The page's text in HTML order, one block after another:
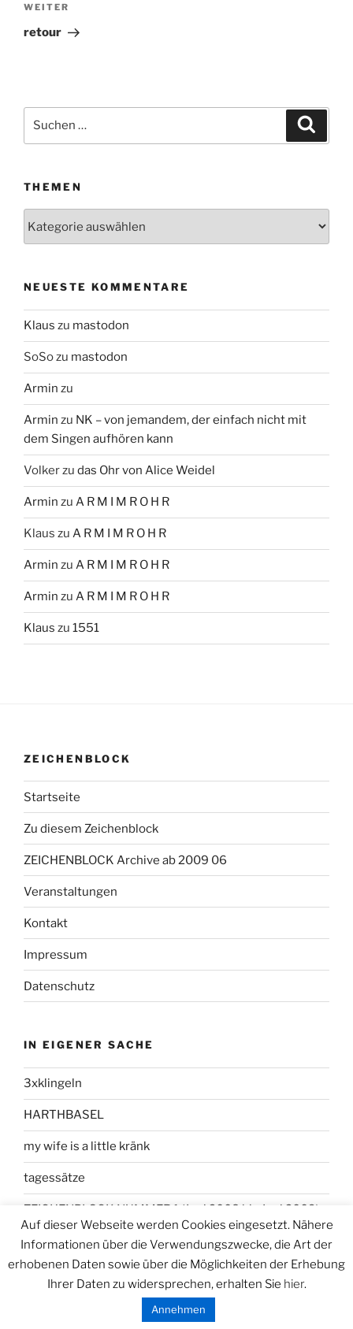
Nächster
Beitrag
WEITER
retour
Suchen
THEMEN
NEUESTE KOMMENTARE
Klaus zu mastodon
SoSozu mastodon
Armin zu
Armin zu NK – von jemandem, der einfach nicht mit
dem Singen aufhören kann
Volkerzu das Ohr von Alice Weidel
Armin zu A R M I M R O H R
Klaus zu A R M I M R O H R
Armin zu A R M I M R O H R
Armin zu A R M I M R O H R
Klaus zu 1551
ZEICHENBLOCK
Startseite
Zu diesem Zeichenblock
ZEICHENBLOCK Archive ab 2009 06
Veranstaltungen
Kontakt
Impressum
Datenschutz
IN EIGENER SACHE
3xklingeln
HARTHBASEL
my wife is a little kränk
tagessätze
ZEICHENBLOCK NUMMER 1 (Juni 2008 bis Juni 2009)
Stolz präsentiert von WordPress
Auf dieser Webseite werden Cookies eingesetzt. Nähere
Informationen über die Verwendungszwecke, die Art der
erhobenen Daten sowie über die Möglichkeiten der Erhebung
Ihrer Daten zu widersprechen, erhalten Sie hier.
Annehmen